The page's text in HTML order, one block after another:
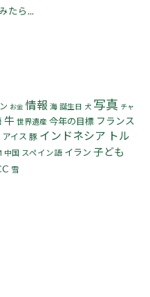
たら...
お金 情報 海 誕生日 犬 写真 チャ
牛 世界遺産 今年の目標 フランス
アイス 豚 インドネシア トル
中国 スペイン語 イラン 子ども
雪